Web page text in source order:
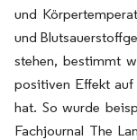
und
und
stehen, bestimmt
positiven Effekt auf
hat. So wurde
Fachjournal The